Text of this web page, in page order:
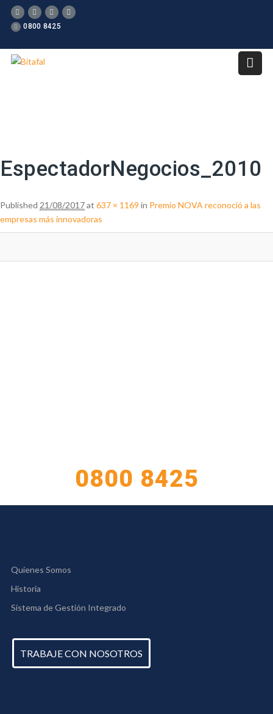
0800 8425
EspectadorNegocios_2010
Published 21/08/2017at 637 × 1169 in Premio NOVA reconoció a las
empresas más innovadoras
0800 8425
Quienes Somos
Historia
Sistema de Gestión Integrado
TRABAJE CON NOSOTROS